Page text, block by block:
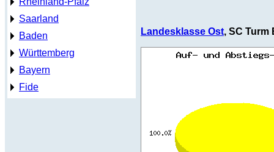
Saarland
Baden
Württemberg
Bayern
Fide
Landesklasse Ost, SC Turm